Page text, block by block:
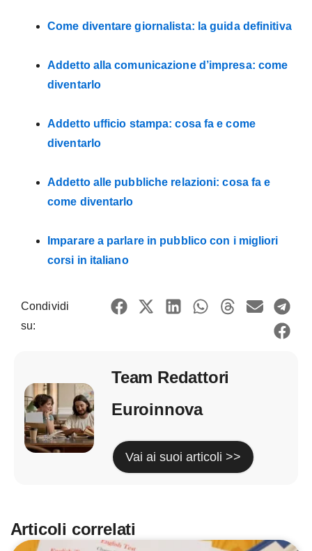
Come diventare giornalista: la guida definitiva
Addetto alla comunicazione d’impresa: come
diventarlo
Addetto ufficio stampa: cosa fa e come
diventarlo
Addetto alle pubbliche relazioni: cosa fa e
come diventarlo
Imparare a parlare in pubblico con i migliori
corsi in italiano
Condividi
su:
Team Redattori
Euroinnova
Vai ai suoi articoli >>
Articoli correlati